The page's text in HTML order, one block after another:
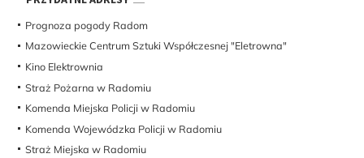
Prognoza pogody Radom
Mazowieckie Centrum Sztuki Współczesnej "Eletrowna"
Kino Elektrownia
Straż Pożarna w Radomiu
Komenda Miejska Policji w Radomiu
Komenda Wojewódzka Policji w Radomiu
Straż Miejska w Radomiu